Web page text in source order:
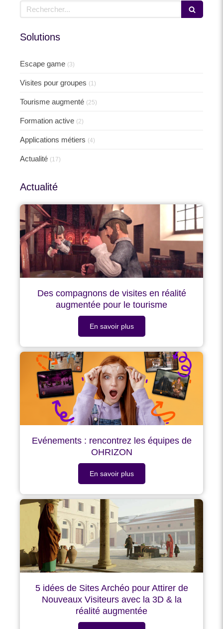
Rechercher
Solutions
Escape game (3)
Visites pour groupes (1)
Tourisme augmenté (25)
Formation active (2)
Applications métiers (4)
Actualité (17)
Actualité
Des compagnons de visites en réalité
augmentée pour le tourisme
En savoir plus
Evénements : rencontrez les équipes de
OHRIZON
En savoir plus
5 idées de Sites Archéo pour Attirer de
Nouveaux Visiteurs avec la 3D & la
réalité augmentée